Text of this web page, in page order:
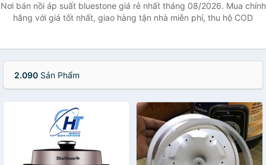
Nơi bán nồi áp suất bluestone giá rẻ nhất tháng 08/2026. Mua chính
hãng với giá tốt nhất, giao hàng tận nhà miễn phí, thu hộ COD
2.090 Sản Phẩm